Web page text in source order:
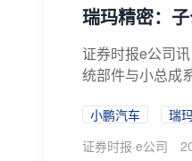
瑞玛精密：
证券时报e公司
统部件与小总成
小鹏汽车 瑞
证券时报·e公司